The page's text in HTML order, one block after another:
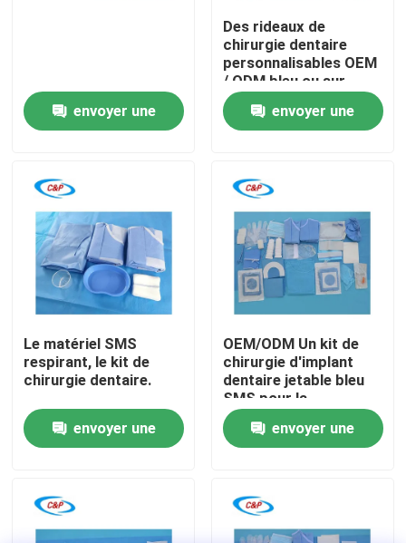
Vidéos
Le spectacle VR
À propos de nous
Visite de l'usine
Contrôle de la qualité
Nous contacter
Les affaires
envoyer une
Des rideaux de
chirurgie dentaire
personnalisables OEM
/ ODM bleu ou sur
demande du client
envoyer une
Le matériel SMS
respirant, le kit de
chirurgie dentaire.
envoyer une
OEM/ODM Un kit de
chirurgie d'implant
dentaire jetable bleu
SMS pour la
résistance aux fluides
envoyer une